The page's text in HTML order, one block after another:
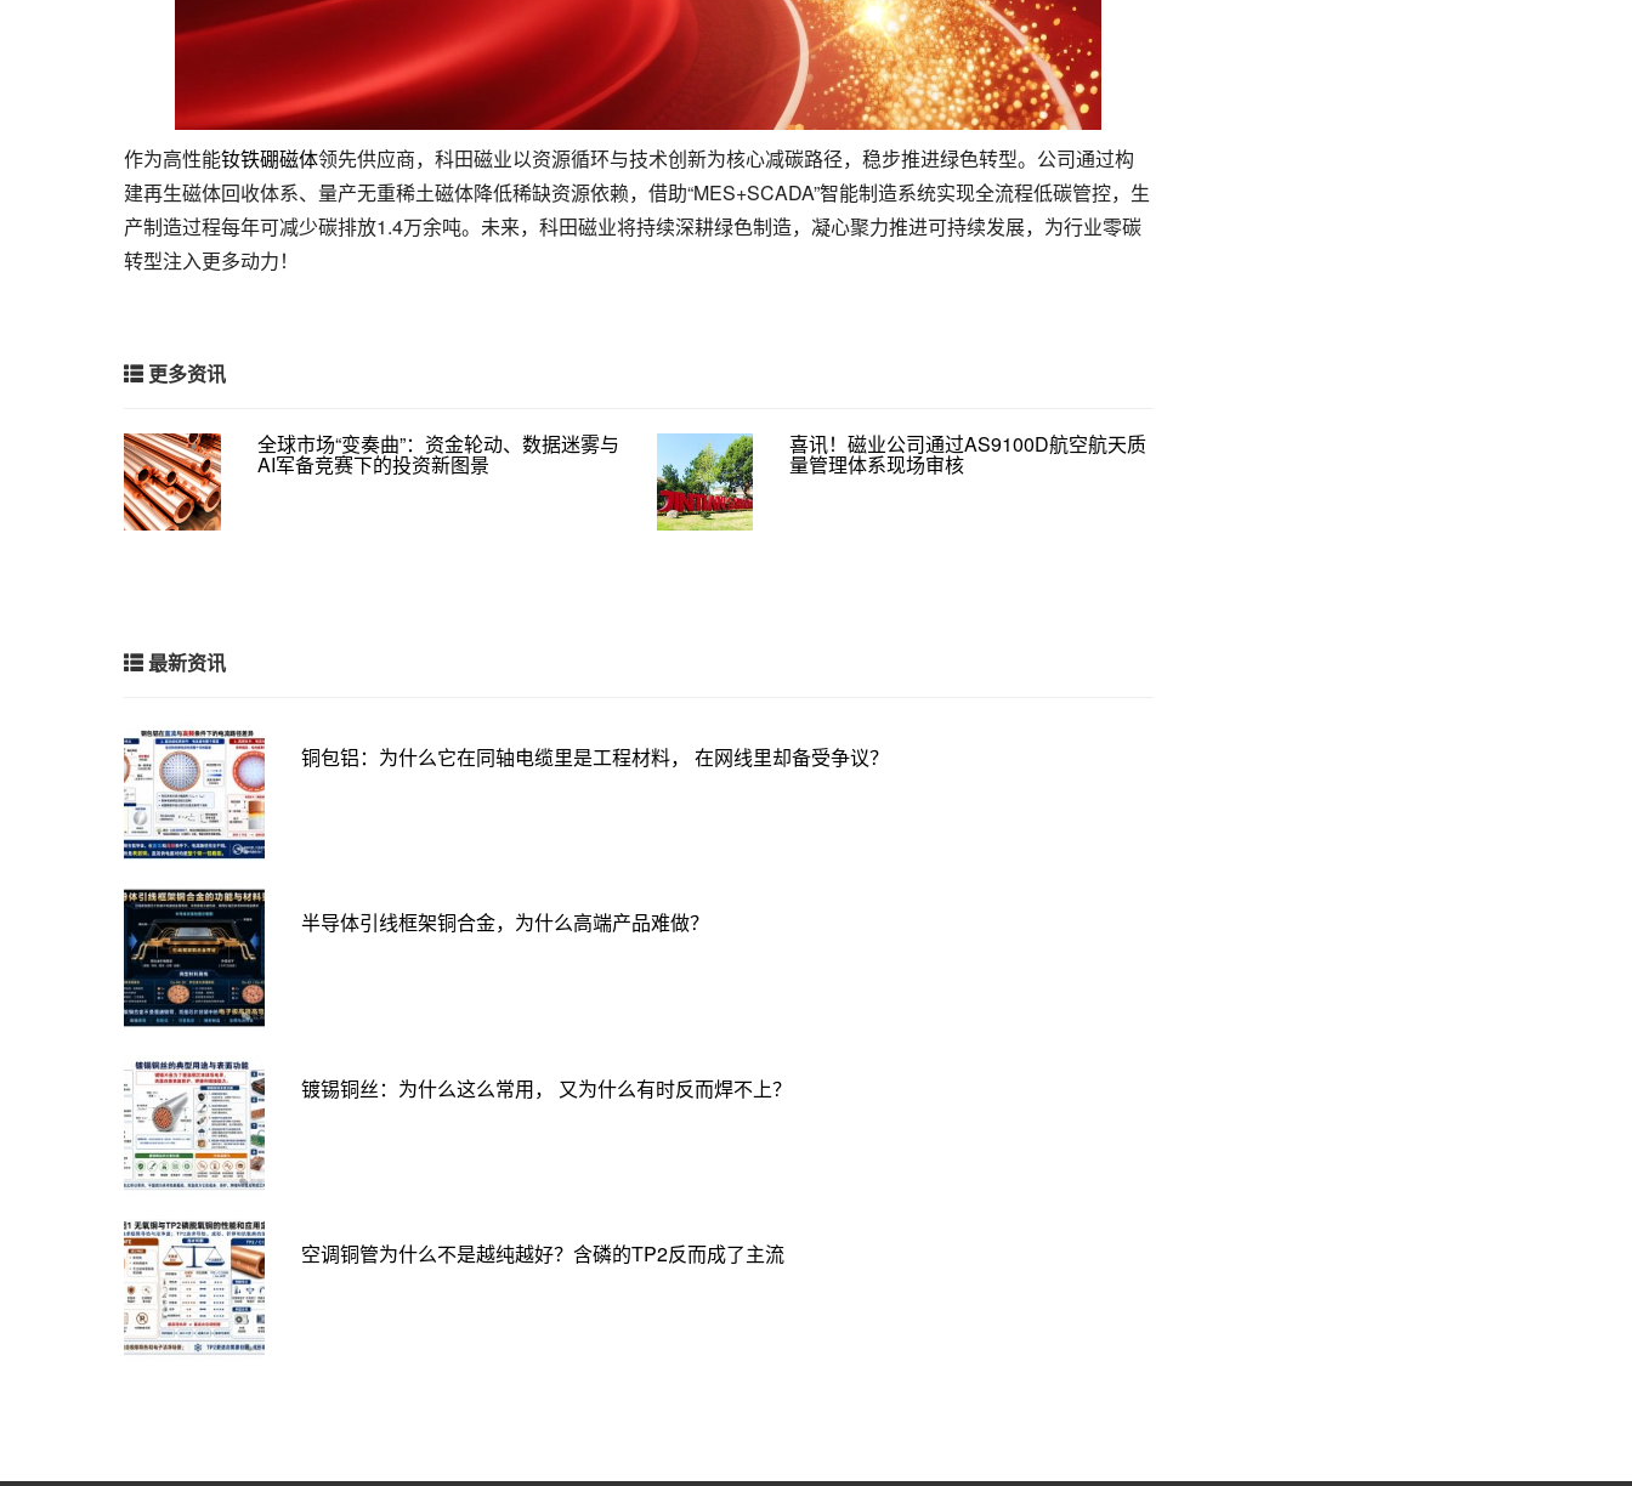
作为高性能钕铁硼磁体领先供应商，科田磁业以资源循环与技术创新为核心减碳路径，稳步推进绿色转型。公司通过构
建再生磁体回收体系、量产无重稀土磁体降低稀缺资源依赖，借助“MES+SCADA”智能制造系统实现全流程低碳管控，生
产制造过程每年可减少碳排放1.4万余吨。未来，科田磁业将持续深耕绿色制造，凝心聚力推进可持续发展，为行业零碳
转型注入更多动力！
更多资讯
全球市场“变奏曲”：资金轮动、数据迷雾与
AI军备竞赛下的投资新图景
喜讯！磁业公司通过AS9100D航空航天质
量管理体系现场审核
最新资讯
铜包铝：为什么它在同轴电缆里是工程材料， 在网线里却备受争议？
半导体引线框架铜合金，为什么高端产品难做？
镀锡铜丝：为什么这么常用， 又为什么有时反而焊不上？
空调铜管为什么不是越纯越好？含磷的TP2反而成了主流